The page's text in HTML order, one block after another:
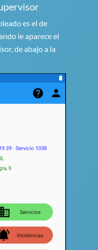
es el de
le aparece el
de abajo a la